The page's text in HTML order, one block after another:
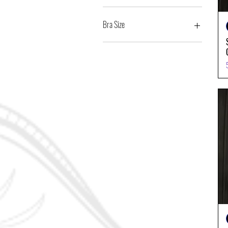
Bra Size
26"-30" Bust